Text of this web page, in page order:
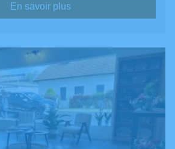
En savoir plus